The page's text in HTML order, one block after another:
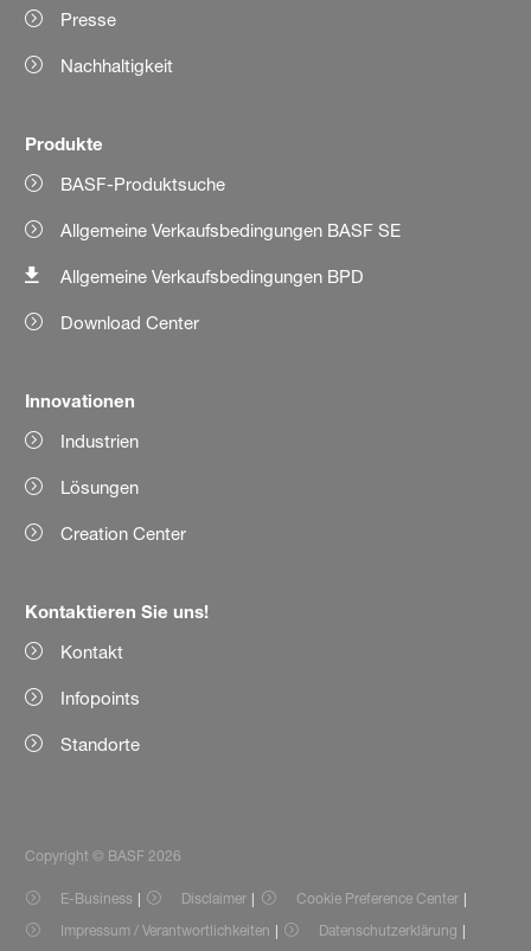
Presse
Nachhaltigkeit
Produkte
BASF-Produktsuche
Allgemeine Verkaufsbedingungen BASF SE
Allgemeine Verkaufsbedingungen BPD
Download Center
Innovationen
Industrien
Lösungen
Creation Center
Kontaktieren Sie uns!
Kontakt
Infopoints
Standorte
Copyright © BASF 2026
E-Business Disclaimer
Cookie Preference Center
Impressum / Verantwortlichkeiten
Datenschutzerklärung